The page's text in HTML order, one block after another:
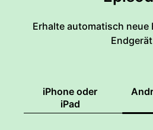
Erhalte automatisch neue
iPhone oder
iPad